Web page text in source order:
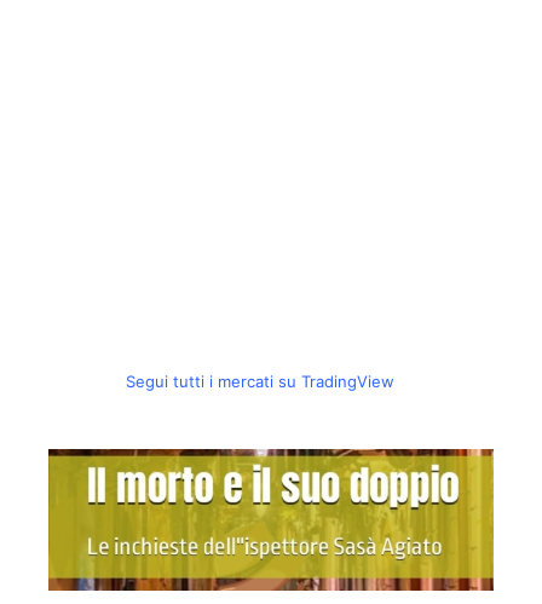
Segui tutti i mercati su TradingView